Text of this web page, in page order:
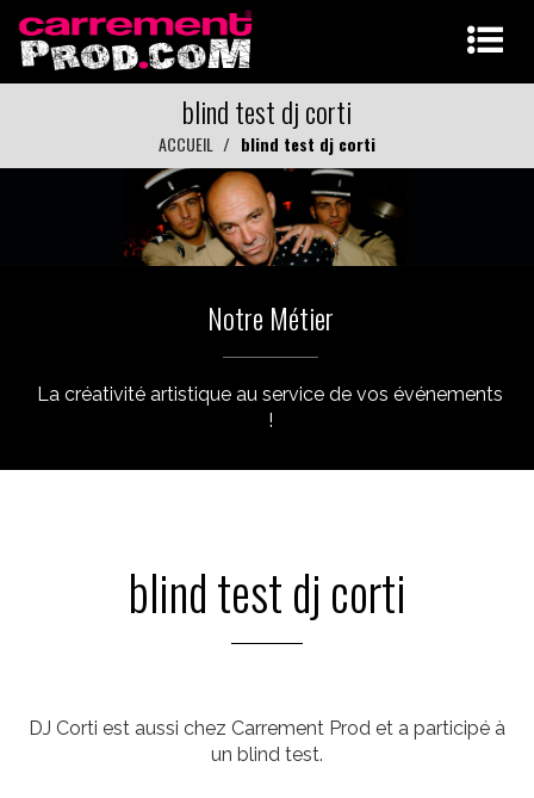
blind test dj corti
ACCUEIL blind test dj corti
Notre Métier
La créativité artistique au service de vos événements
!
blind test dj corti
DJ Corti est aussi chez Carrement Prod et a participé à
un blind test.